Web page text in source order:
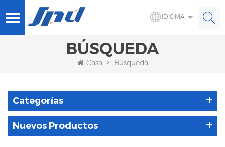
IDIOMA
BÚSQUEDA
Casa Búsqueda
Categorías
Nuevos Productos